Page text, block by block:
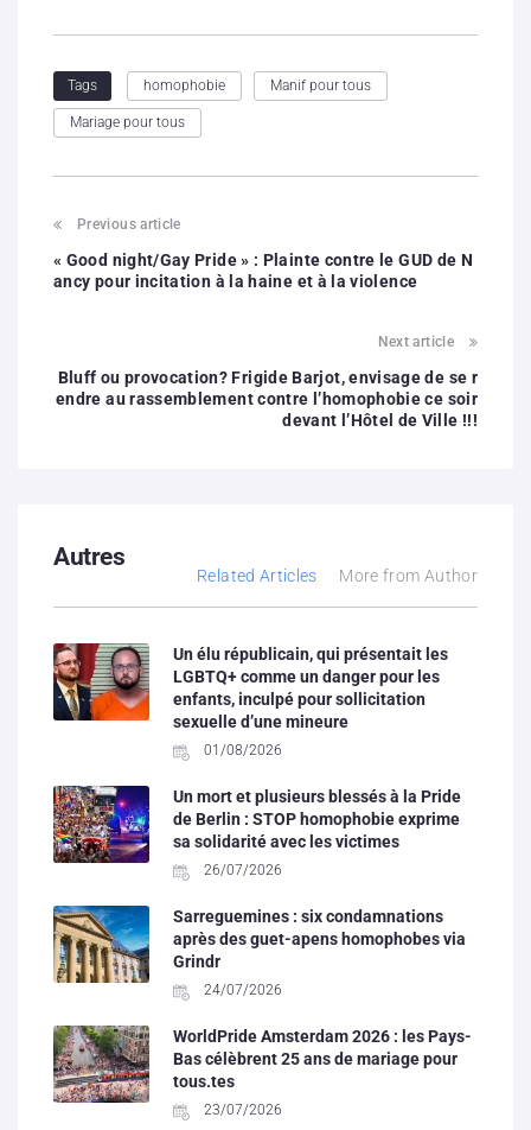
Tags homophobie Manif pour tous
Mariage pour tous
Previous article
« Good night/Gay Pride » : Plainte contre le GUD de N
ancy pour incitation à la haine et à la violence
Next article
Bluff ou provocation? Frigide Barjot, envisage de se r
endre au rassemblement contre l’homophobie ce soir
devant l’Hôtel de Ville !!!
Autres
Related Articles More from Author
Un élu républicain, qui présentait les
LGBTQ+ comme un danger pour les
enfants, inculpé pour sollicitation
sexuelle d’une mineure
01/08/2026
Un mort et plusieurs blessés à la Pride
de Berlin : STOP homophobie exprime
sa solidarité avec les victimes
26/07/2026
Sarreguemines : six condamnations
après des guet-apens homophobes via
Grindr
24/07/2026
WorldPride Amsterdam 2026 : les Pays-
Bas célèbrent 25 ans de mariage pour
tous.tes
23/07/2026